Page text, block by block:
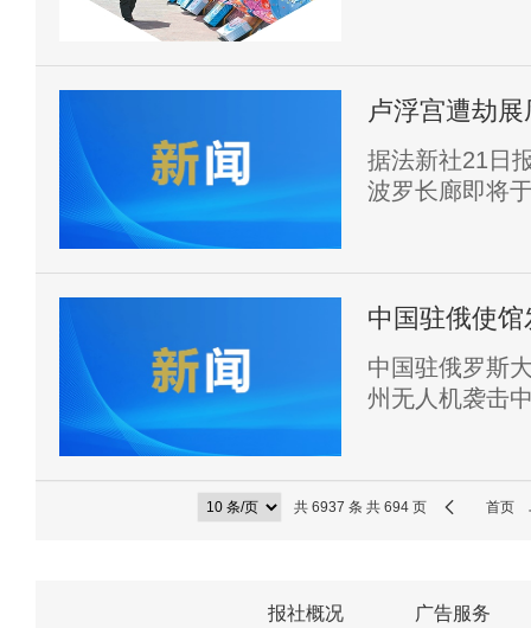
诺事件之列。
卢浮宫遭劫
据法新社21日
波罗长廊即将
中国驻俄使
事答问
中国驻俄罗斯
州无人机袭击
共 6937 条 共 694 页 首页
报社概况 广告服务